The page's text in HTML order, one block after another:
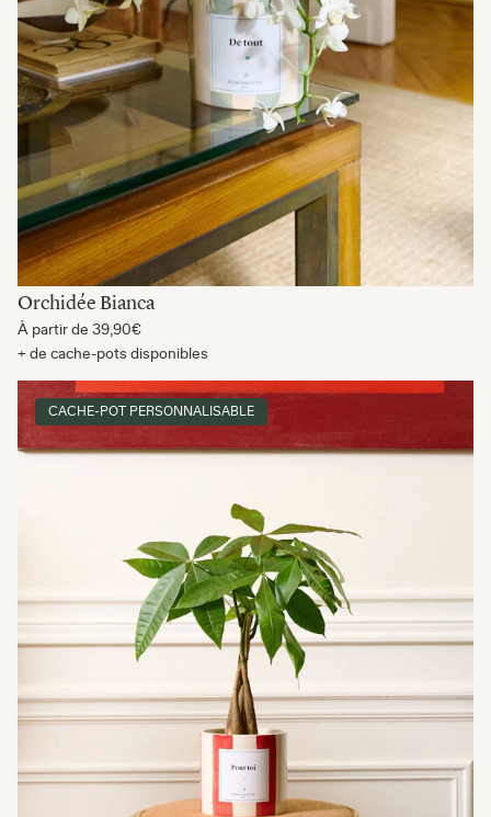
Orchidée Bianca
À partir de 39,90€
+ de cache-pots disponibles
CACHE-POT PERSONNALISABLE